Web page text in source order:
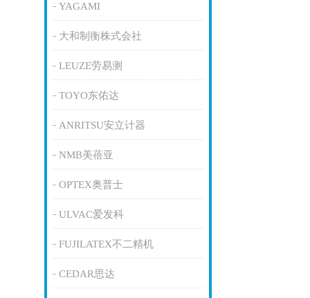
YAGAMI
大和制衡株式会社
LEUZE劳易测
TOYO东佑达
ANRITSU安立计器
NMB美蓓亚
OPTEX奥普士
ULVAC爱发科
FUJILATEX不二精机
CEDAR思达